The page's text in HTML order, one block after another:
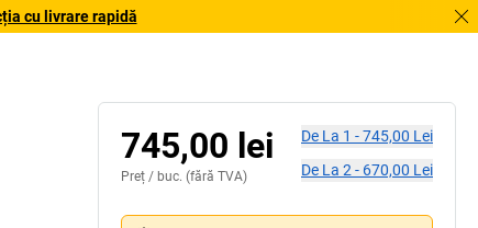
cu livrare rapidă
745,00 lei
Preț / buc. (fără TVA)
De La 1 -745,00 Lei
De La 2 - 670,00 Lei